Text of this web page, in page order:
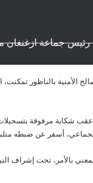
رئيس جماعة
الأمنية بالناظور
شكاية مرفوقة
أسفر عن ضبطه
بالأمر، تحت إشراف